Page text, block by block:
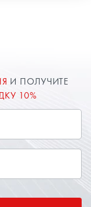
И ПОЛУЧИТЕ
10%